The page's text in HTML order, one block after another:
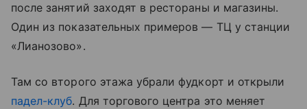
после занятий заходят в рестораны и магазины.
Один из показательных примеров — ТЦ у станции
«Лианозово».
Там со второго этажа убрали фудкорт и открыли
падел-клуб. Для торгового центра это меняет